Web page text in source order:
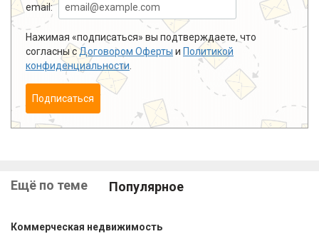
email:
Нажимая «подписаться» вы подтверждаете, что
согласны сДоговором Оферты и Политикой
конфиденциальности
Подписаться
Ещё по теме Популярное
Коммерческая недвижимость